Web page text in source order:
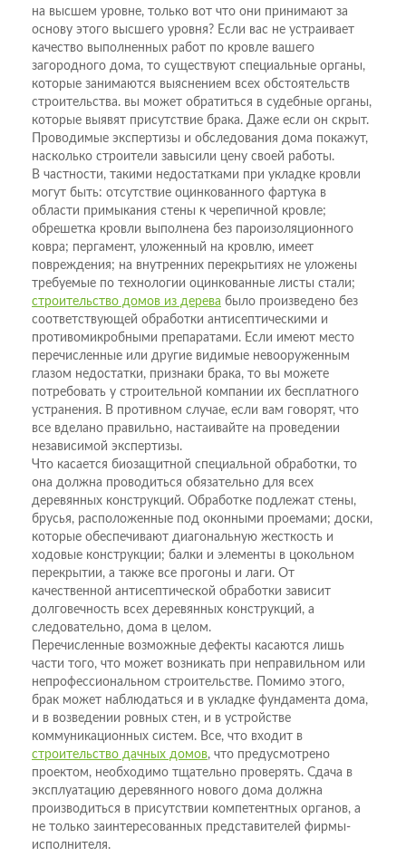
на высшем уровне, только вот что они принимают за
основу этого высшего уровня? Если вас не устраивает
качество выполненных работ по кровле вашего
загородного дома, то существуют специальные органы,
которые занимаются выяснением всех обстоятельств
строительства. вы может обратиться в судебные органы,
которые выявят присутствие брака. Даже если он скрыт.
Проводимые экспертизы и обследования дома покажут,
насколько строители завысили цену своей работы.
В частности, такими недостатками при укладке кровли
могут быть: отсутствие оцинкованного фартука в
области примыкания стены к черепичной кровле;
обрешетка кровли выполнена без пароизоляционного
ковра; пергамент, уложенный на кровлю, имеет
повреждения; на внутренних перекрытиях не уложены
требуемые по технологии оцинкованные листы стали;
строительство домов из дерева было произведено без
соответствующей обработки антисептическими и
противомикробными препаратами. Если имеют место
перечисленные или другие видимые невооруженным
глазом недостатки, признаки брака, то вы можете
потребовать у строительной компании их бесплатного
устранения. В противном случае, если вам говорят, что
все вделано правильно, настаивайте на проведении
независимой экспертизы.
Что касается биозащитной специальной обработки, то
она должна проводиться обязательно для всех
деревянных конструкций. Обработке подлежат стены,
брусья, расположенные под оконными проемами; доски,
которые обеспечивают диагональную жесткость и
ходовые конструкции; балки и элементы в цокольном
перекрытии, а также все прогоны и лаги. От
качественной антисептической обработки зависит
долговечность всех деревянных конструкций, а
следовательно, дома в целом.
Перечисленные возможные дефекты касаются лишь
части того, что может возникать при неправильном или
непрофессиональном строительстве. Помимо этого,
брак может наблюдаться и в укладке фундамента дома,
и в возведении ровных стен, и в устройстве
коммуникационных систем. Все, что входит в
строительство дачных домов, что предусмотрено
проектом, необходимо тщательно проверять. Сдача в
эксплуатацию деревянного нового дома должна
производиться в присутствии компетентных органов, а
не только заинтересованных представителей фирмы-
исполнителя.